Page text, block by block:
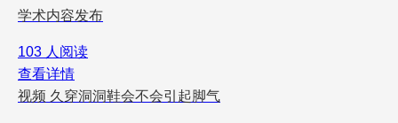
学术内容发布
103 人阅读
查看详情
视频 久穿洞洞鞋会不会引起脚气